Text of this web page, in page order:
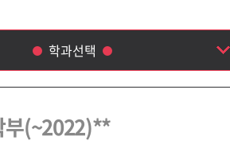
학과선택
영어통번역학부(~2022)
스페인어통번역학과(~2023)
부(~2022)**